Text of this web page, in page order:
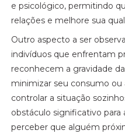
e psicológico, permitindo
relações e melhore sua
Outro aspecto a ser
indivíduos que enfrentam
reconhecem a gravidade
minimizar seu consumo
controlar a situação
obstáculo significativo para
perceber que alguém